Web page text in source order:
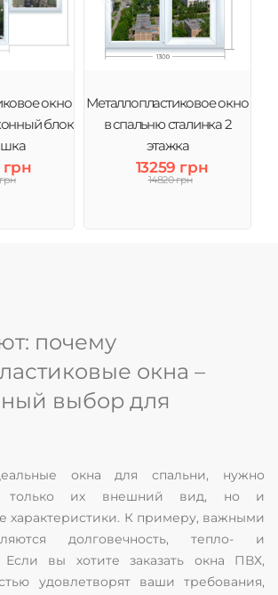
окно
блок
грн
Металлопластиковое окно
в спальню сталинка 2
этажка
13259 грн
14820 грн
почему
окна –
выбор для
окна для спальни, нужно
только их внешний вид, но и
характеристики. К примеру, важными
долговечность, тепло- и
Если вы хотите заказать окна ПВХ,
удовлетворят ваши требования,